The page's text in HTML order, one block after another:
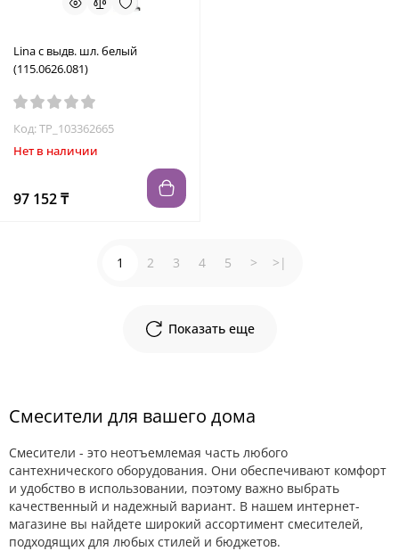
Lina с выдв. шл. белый
(115.0626.081)
Код: TP_103362665
Нет в наличии
97 152 ₸
Показать еще
1 2 3 4 5 > >|
Смесители для вашего дома
Смесители - это неотъемлемая часть любого
сантехнического оборудования. Они обеспечивают комфорт
и удобство в использовании, поэтому важно выбрать
качественный и надежный вариант. В нашем интернет-
магазине вы найдете широкий ассортимент смесителей,
подходящих для любых стилей и бюджетов.